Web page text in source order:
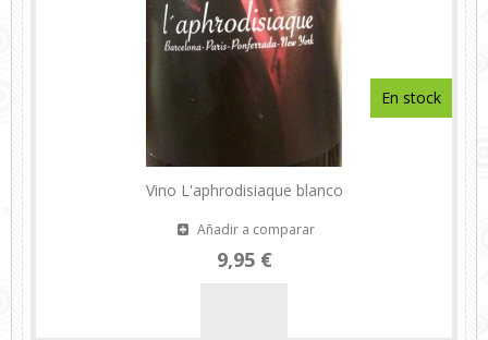
Vino L'aphrodisiaque blanco
Añadir a comparar
9,95 €
En stock